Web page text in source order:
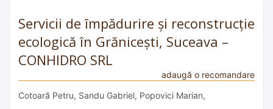
Servicii de împădurire și reconstrucție
ecologică în Grănicești, Suceava –
CONHIDRO SRL
adaugă o recomandare
Cotoară Petru, Sandu Gabriel, Popovici Marian,